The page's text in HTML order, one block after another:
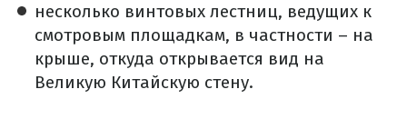
несколько винтовых лестниц, ведущих к
смотровым площадкам, в частности – на
крыше, откуда открывается вид на
Великую Китайскую стену.